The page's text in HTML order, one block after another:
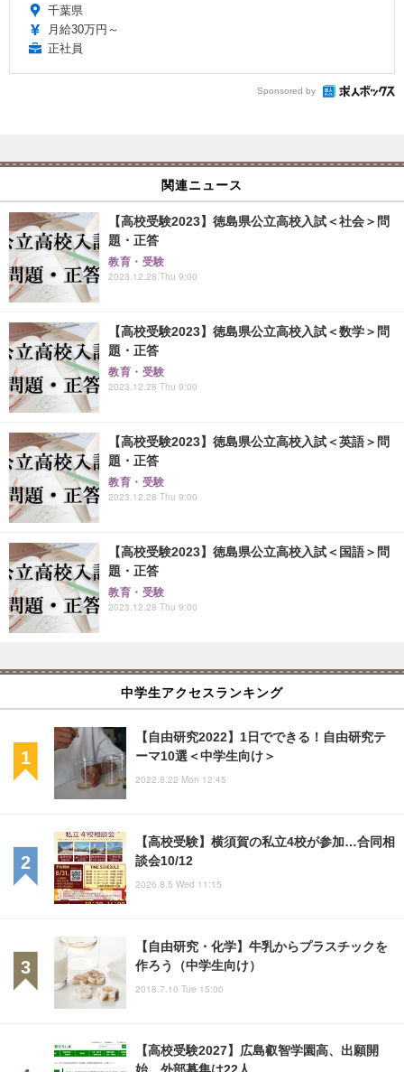
千葉県
月給30万円～
正社員
Sponsored by
関連ニュース
【高校受験2023】徳島県公立高校入試＜社会＞問
題・正答
教育・受験
2023.12.28 Thu 9:00
【高校受験2023】徳島県公立高校入試＜数学＞問
題・正答
教育・受験
2023.12.28 Thu 9:00
【高校受験2023】徳島県公立高校入試＜英語＞問
題・正答
教育・受験
2023.12.28 Thu 9:00
【高校受験2023】徳島県公立高校入試＜国語＞問
題・正答
教育・受験
2023.12.28 Thu 9:00
中学生アクセスランキング
【自由研究2022】1日でできる！自由研究テ
ーマ10選＜中学生向け＞
2022.8.22 Mon 12:45
【高校受験】横須賀の私立4校が参加…合同相
談会10/12
2026.8.5 Wed 11:15
【自由研究・化学】牛乳からプラスチックを
作ろう（中学生向け）
2018.7.10 Tue 15:00
【高校受験2027】広島叡智学園高、出願開